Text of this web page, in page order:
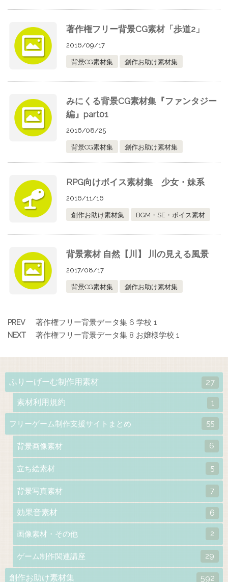
著作権フリー背景CG素材「歩道2」
2016/09/17
背景CG素材集 創作お助け素材集
みにくる背景CG素材集『ファンタジー
編』part01
2016/08/25
背景CG素材集 創作お助け素材集
RPG向けボイス素材集 少女・妹系
2016/11/16
創作お助け素材集 BGM・SE・ボイス素材
背景素材 自然【川】 川の見える風景
2017/08/17
背景CG素材集 創作お助け素材集
PREV 著作権フリー背景データ集 6 学校 1
NEXT 著作権フリー背景データ集 8 お嬢様学校 1
ふりーげーむ制作用素材 27
素材利用規約 1
フリーゲーム制作支援サイトまとめ 55
背景画像素材 6
立ち絵素材 5
背景写真素材 7
効果音素材 6
画像素材・その他 2
ゲーム制作関連講座 29
創作お助け素材集 592